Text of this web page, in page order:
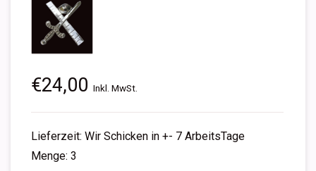
€24,00 Inkl. MwSt.
Lieferzeit: Wir Schicken in +- 7 ArbeitsTage
Menge: 3